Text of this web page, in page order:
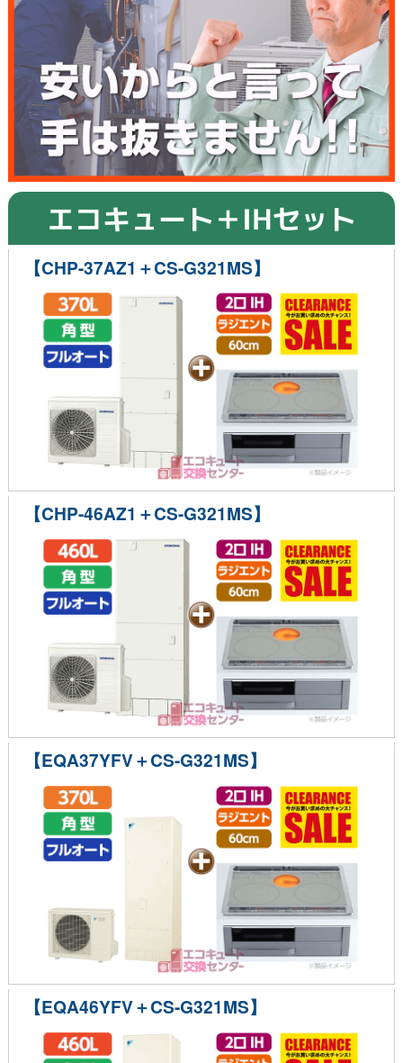
エコキュート＋IHセット
【CHP-37AZ1＋CS-G321MS】
【CHP-46AZ1＋CS-G321MS】
【EQA37YFV＋CS-G321MS】
【EQA46YFV＋CS-G321MS】